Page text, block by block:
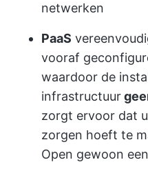
netwerken
PaaS
vooraf
waardoor de
infrastructuur
zorgt ervoor dat
zorgen hoeft te
Open gewoon